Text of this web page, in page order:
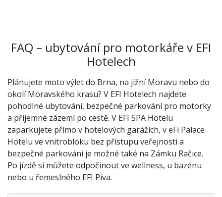
FAQ – ubytování pro motorkáře v EFI
Hotelech
Plánujete moto výlet do Brna, na jižní Moravu nebo do
okolí Moravského krasu? V EFI Hotelech najdete
pohodlné ubytování, bezpečné parkování pro motorky
a příjemné zázemí po cestě. V EFI SPA Hotelu
zaparkujete přímo v hotelových garážích, v eFi Palace
Hotelu ve vnitrobloku bez přístupu veřejnosti a
bezpečné parkování je možné také na Zámku Račice.
Po jízdě si můžete odpočinout ve wellness, u bazénu
nebo u řemeslného EFI Piva.